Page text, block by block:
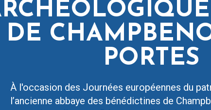
DE
PORTES
À l'occasion des Journées européennes du
l’ancienne abbaye des bénédictines de